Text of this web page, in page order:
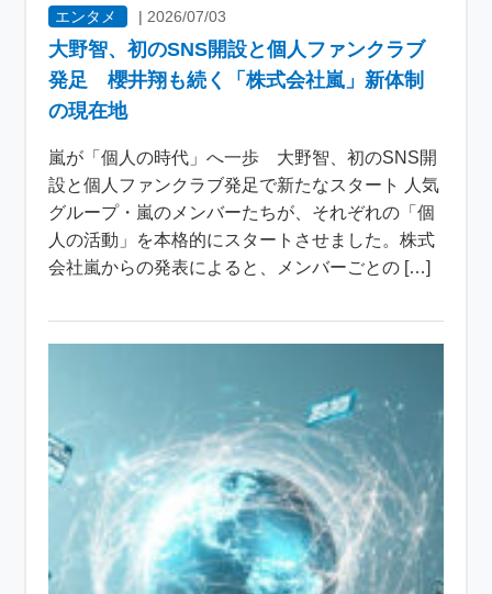
エンタメ | 2026/07/03
大野智、初のSNS開設と個人ファンクラブ
発足 櫻井翔も続く「株式会社嵐」新体制
の現在地
嵐が「個人の時代」へ一歩 大野智、初のSNS開
設と個人ファンクラブ発足で新たなスタート 人気
グループ・嵐のメンバーたちが、それぞれの「個
人の活動」を本格的にスタートさせました。株式
会社嵐からの発表によると、メンバーごとの […]